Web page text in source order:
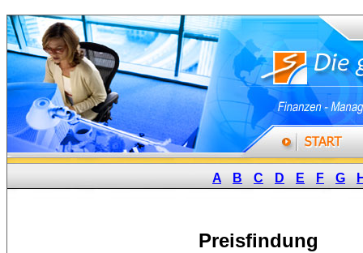
A B C D E F G
Preisfindung